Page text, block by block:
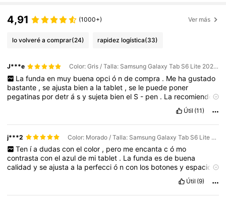
4,91 (1000+) Ver más
lo volveré a comprar(24) rapidez logística(33)
J***e Color: Gris / Talla: Samsung Galaxy Tab S6 Lite 2020/2022/2024 (10.4-inch)
La funda en muy buena opci ó n de compra . Me ha gustado
bastante ,seajusta biena latablet ,se le puede poner
pegatinas pordetrásysujeta bienel S - pen . La recomiendo
Útil (11)
j***2 Color: Morado / Talla: Samsung Galaxy Tab S6 Lite 2020/2022/2024 (10.4-inch)
Ten ía dudas con el color , pero me encanta c ó mo
contrastaconelazulde mitablet . Lafundaesde buena
calidadyseajustaa la perfecció ncon los botonesyespacios
Útil (9)